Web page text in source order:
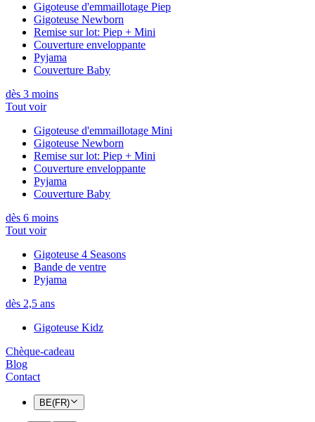
Gigoteuse d'emmaillotage Piep
Gigoteuse Newborn
Remise sur lot: Piep + Mini
Couverture enveloppante
Pyjama
Couverture Baby
dès 3 moins
Tout voir
Gigoteuse d'emmaillotage Mini
Gigoteuse Newborn
Remise sur lot: Piep + Mini
Couverture enveloppante
Pyjama
Couverture Baby
dès 6 moins
Tout voir
Gigoteuse 4 Seasons
Bande de ventre
Pyjama
dès 2,5 ans
Gigoteuse Kidz
Chèque-cadeau
Blog
Contact
BE(FR)